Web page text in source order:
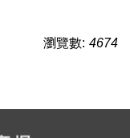
瀏覽數: 4674